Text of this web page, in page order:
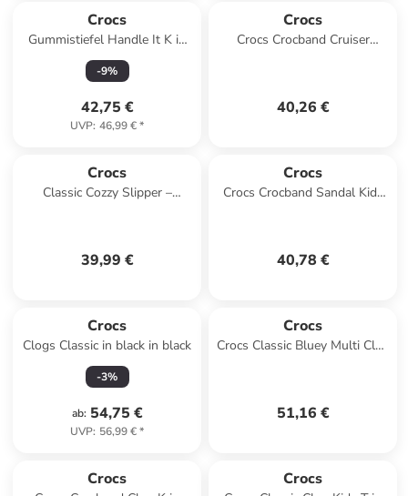
Crocs
Gummistiefel Handle It K in
gelb in gelb
-9%
42,75 €
UVP: 46,99 €*
Crocs
Crocs Crocband Cruiser
40,26 €
Crocs
Classic Cozzy Slipper –
39,99 €
Crocs
Crocs Crocband Sandal Kids
40,78 €
Crocs
Clogs Classic in black in black
-3%
ab: 54,75 €
UVP: 56,99 €*
Crocs
Crocs Classic Bluey Multi Clog
51,16 €
Crocs Crocs